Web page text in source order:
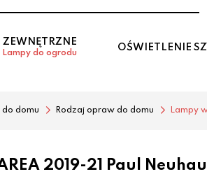
ZEWNĘTRZNE
Lampy do ogrodu
OŚWIETLENIE
domu Rodzaj opraw do domu Lampy
2019-21 Paul